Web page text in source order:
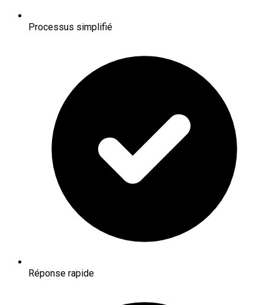
Processus simplifié
Réponse rapide